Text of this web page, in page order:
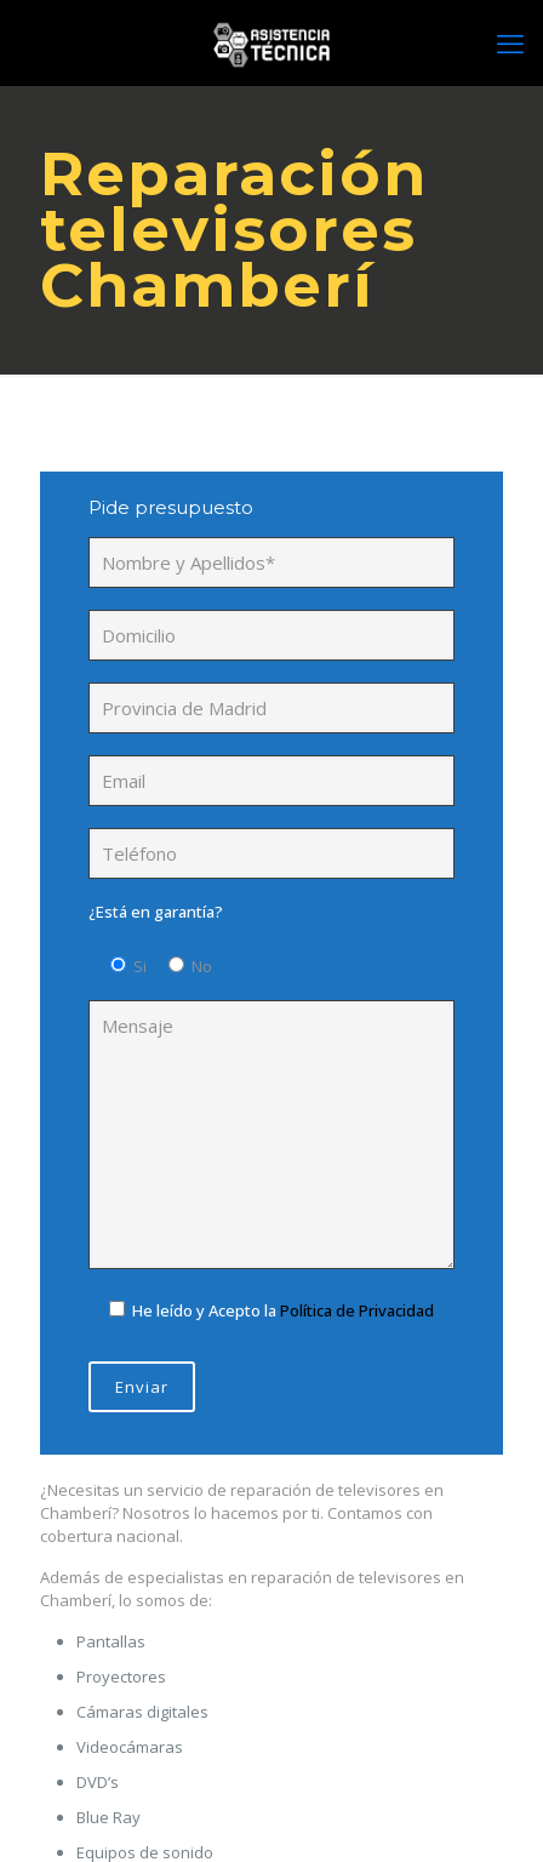
Reparación
televisores
Chamberí
Pide presupuesto
¿Está en garantía?
Si No
He leído y Acepto la Política de Privacidad
¿Necesitas un servicio de reparación de televisores en
Chamberí? Nosotros lo hacemos por ti. Contamos con
cobertura nacional.
Además de especialistas en reparación de televisores en
Chamberí, lo somos de:
Pantallas
Proyectores
Cámaras digitales
Videocámaras
DVD’s
Blue Ray
Equipos de sonido